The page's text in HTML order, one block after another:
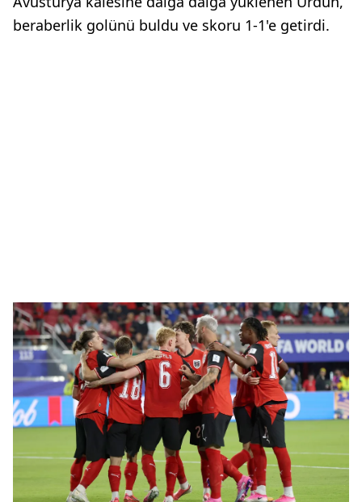
beraberlik golünü buldu ve skoru 1-1'e getirdi.